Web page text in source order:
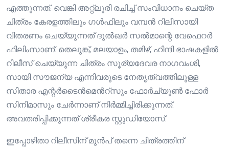
എത്തുന്നത്. വെങ്കി അറ്റ്ലൂരി രചിച്ച് സംവിധാനം ചെയ്ത
ചിത്രം കേരളത്തിലും ഗൾഫിലും വമ്പൻ റിലീസായി
വിതരണം ചെയ്യുന്നത് ദുൽഖർ സൽമാന്റെ വേഫെറർ
ഫിലിംസാണ്. തെലുങ്ക്, മലയാളം, തമിഴ്, ഹിന്ദി ഭാഷകളിൽ
റിലീസ് ചെയ്യുന്ന ചിത്രം സൂര്യദേവര നാഗവംശി,
സായി സൗജന്യ എന്നിവരുടെ നേതൃത്വത്തിലുള്ള
സിതാര എന്റർടൈൻമെൻറ്സും ഫോർച്യൂൺ ഫോർ
സിനിമാസും ചേർന്നാണ് നിർമ്മിച്ചിരിക്കുന്നത്.
അവതരിപ്പിക്കുന്നത് ശ്രീകര സ്റ്റുഡിയോസ്.
ഇപ്പോഴിതാ റിലീസിന് മുൻപ് തന്നെ ചിത്രത്തിന്